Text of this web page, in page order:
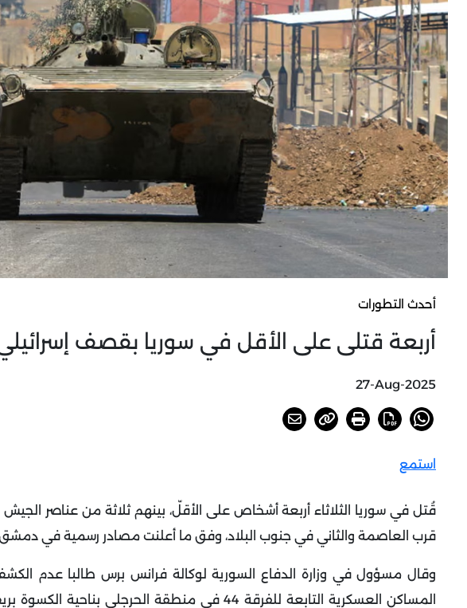
أحدث التطورات
أربعة قتلى على الأقل في سوريا بقصف
27-Aug-2025
استمع
قُتل في سوريا الثلاثاء أربعة أشخاص على الأقلّ، بينهم ثلاثة من عناصر
قرب العاصمة والثاني في جنوب البلاد، وفق ما أعلنت مصادر رسمية في دمشق
وقال مسؤول في وزارة الدفاع السورية لوكالة فرانس برس طالبا عدم